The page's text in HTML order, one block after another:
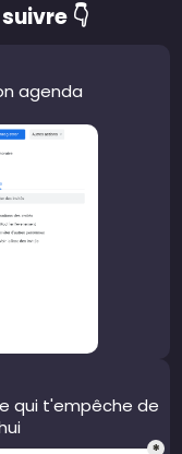
👇
agenda
qui t'empêche de